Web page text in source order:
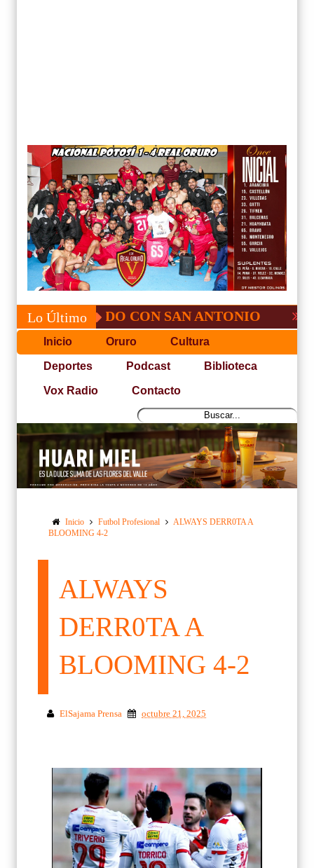
Lo Último
NO PUDO CON SAN ANTONIO COPA
Inicio Oruro Cultura
Deportes Podcast Biblioteca
Vox Radio Contacto
Inicio Futbol Profesional
ALWAYS DERR0TA A
BLOOMING 4-2
ALWAYS
DERR0TA A
BLOOMING 4-2
ElSajama Prensa octubre 21, 2025